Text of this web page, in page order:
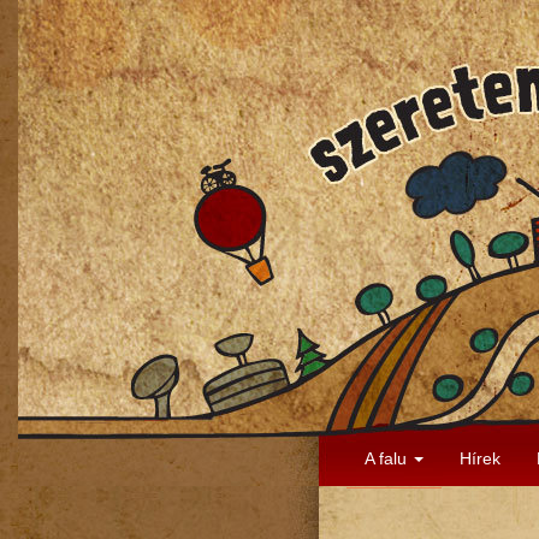
A falu Hírek